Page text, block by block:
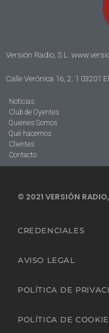
Versión Radio, S.L.
Calle Verónica 16, 2, 1 03201
Noticias
Club de Oyentes
Quienes Somos
Qué hacemos
Clientes
Contacto
© 2021 VERSIÓN
CREDENCIALES
AVISO LEGAL
POLÍTICA DE
POLÍTICA DE